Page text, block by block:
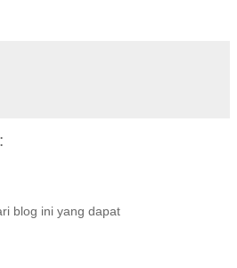
blog ini yang dapat